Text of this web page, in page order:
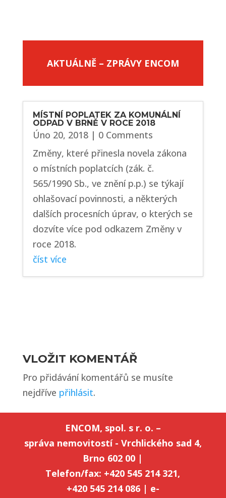
AKTUÁLNĚ – ZPRÁVY ENCOM
MÍSTNÍ POPLATEK ZA KOMUNÁLNÍ
ODPAD V BRNĚ V ROCE 2018
Úno 20, 2018| 0 Comments
Změny, které přinesla novela zákona
o místních poplatcích (zák. č.
565/1990 Sb., ve znění p.p.) se týkají
ohlašovací povinnosti, a některých
dalších procesních úprav, o kterých se
dozvíte více pod odkazem Změny v
roce 2018.
číst více
VLOŽIT KOMENTÁŘ
Pro přidávání komentářů se musíte
nejdříve přihlásit.
ENCOM, spol. s r. o. –
správa nemovitostí - Vrchlického sad 4,
Brno 602 00 |
Telefon/fax: +420 545 214 321,
+420 545 214 086 | e-